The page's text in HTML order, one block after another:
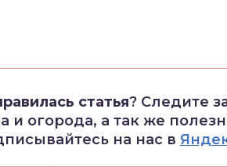
статья? Следите
и огорода, а так же
на нас в